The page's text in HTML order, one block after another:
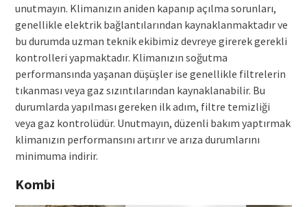
unutmayın. Klimanızın aniden kapanıp açılma sorunları,
genellikle elektrik bağlantılarından kaynaklanmaktadır ve
bu durumda uzman teknik ekibimiz devreye girerek gerekli
kontrolleri yapmaktadır. Klimanızın soğutma
performansında yaşanan düşüşler ise genellikle filtrelerin
tıkanması veya gaz sızıntılarından kaynaklanabilir. Bu
durumlarda yapılması gereken ilk adım, filtre temizliği
veya gaz kontrolüdür. Unutmayın, düzenli bakım yaptırmak
klimanızın performansını artırır ve arıza durumlarını
minimuma indirir.
Kombi